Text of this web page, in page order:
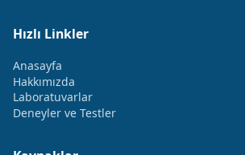
Hızlı Linkler
Anasayfa
Hakkımızda
Laboratuvarlar
Deneyler ve Testler